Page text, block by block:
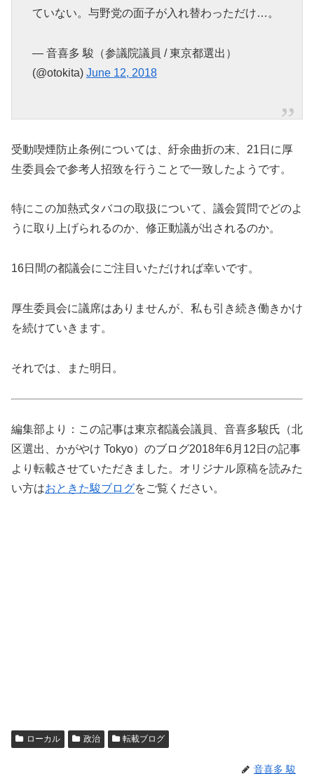
ていない。与野党の面子が入れ替わっただけ…。
— 音喜多 駿（参議院議員 / 東京都選出）
(@otokita) June 12, 2018
受動喫煙防止条例については、紆余曲折の末、21日に厚
生委員会で参考人招致を行うことで一致したようです。
特にこの加熱式タバコの取扱について、議会質問でどのよ
うに取り上げられるのか、修正動議が出されるのか。
16日間の都議会にご注目いただければ幸いです。
厚生委員会に議席はありませんが、私も引き続き働きかけ
を続けていきます。
それでは、また明日。
編集部より：この記事は東京都議会議員、音喜多駿氏（北
区選出、かがやけ Tokyo）のブログ2018年6月12日の記事
より転載させていただきました。オリジナル原稿を読みた
い方はおときた駿ブログをご覧ください。
ローカル 政治 転載ブログ
音喜多 駿